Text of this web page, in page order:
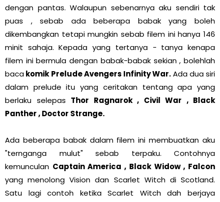
dengan pantas. Walaupun sebenarnya aku sendiri tak
puas , sebab ada beberapa babak yang boleh
dikembangkan tetapi mungkin sebab filem ini hanya 146
minit sahaja. Kepada yang tertanya - tanya kenapa
filem ini bermula dengan babak-babak sekian , bolehlah
bacakomik Prelude Avengers Infinity War.Ada dua siri
dalam prelude itu yang ceritakan tentang apa yang
berlaku selepas Thor Ragnarok , Civil War , Black
Panther , Doctor Strange.
Ada beberapa babak dalam filem ini membuatkan aku
"ternganga mulut" sebab terpaku. Contohnya
kemunculan Captain America , Black Widow , Falcon
yang menolong Vision dan Scarlet Witch di Scotland.
Satu lagi contoh ketika Scarlet Witch dah berjaya